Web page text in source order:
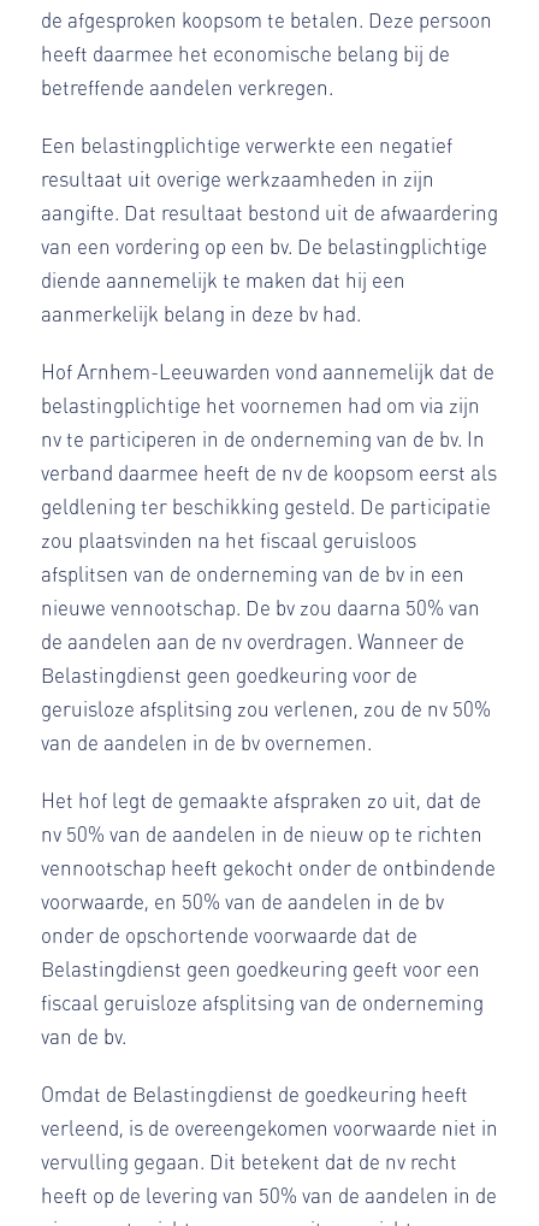
de afgesproken koopsom te betalen. Deze persoon
heeft daarmee het economische belang bij de
betreffende aandelen verkregen.
Een belastingplichtige verwerkte een negatief
resultaat uit overige werkzaamheden in zijn
aangifte. Dat resultaat bestond uit de afwaardering
van een vordering op een bv. De belastingplichtige
diende aannemelijk te maken dat hij een
aanmerkelijk belang in deze bv had.
Hof Arnhem-Leeuwarden vond aannemelijk dat de
belastingplichtige het voornemen had om via zijn
nv te participeren in de onderneming van de bv. In
verband daarmee heeft de nv de koopsom eerst als
geldlening ter beschikking gesteld. De participatie
zou plaatsvinden na het fiscaal geruisloos
afsplitsen van de onderneming van de bv in een
nieuwe vennootschap. De bv zou daarna 50% van
de aandelen aan de nv overdragen. Wanneer de
Belastingdienst geen goedkeuring voor de
geruisloze afsplitsing zou verlenen, zou de nv 50%
van de aandelen in de bv overnemen.
Het hof legt de gemaakte afspraken zo uit, dat de
nv 50% van de aandelen in de nieuw op te richten
vennootschap heeft gekocht onder de ontbindende
voorwaarde, en 50% van de aandelen in de bv
onder de opschortende voorwaarde dat de
Belastingdienst geen goedkeuring geeft voor een
fiscaal geruisloze afsplitsing van de onderneming
van de bv.
Omdat de Belastingdienst de goedkeuring heeft
verleend, is de overeengekomen voorwaarde niet in
vervulling gegaan. Dit betekent dat de nv recht
heeft op de levering van 50% van de aandelen in de